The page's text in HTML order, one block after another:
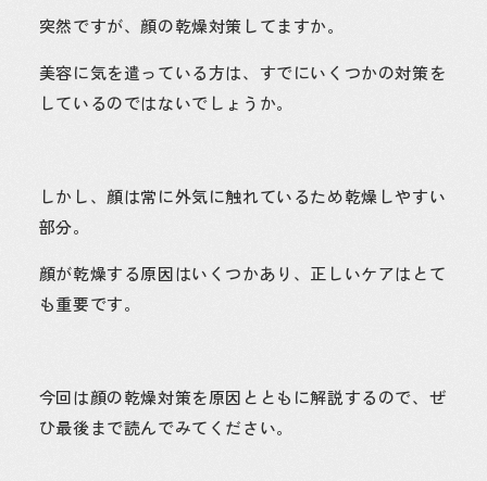
突然ですが、顔の乾燥対策してますか。
美容に気を遣っている方は、すでにいくつかの対策を
しているのではないでしょうか。
しかし、顔は常に外気に触れているため乾燥しやすい
部分。
顔が乾燥する原因はいくつかあり、正しいケアはとて
も重要です。
今回は顔の乾燥対策を原因とともに解説するので、ぜ
ひ最後まで読んでみてください。